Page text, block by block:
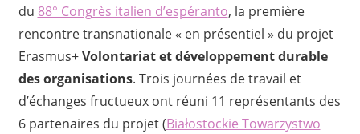
du 88° Congrès italien d’espéranto, la première
rencontre transnationale « en présentiel » du projet
Erasmus+Volontariat et développement durable
des organisations. Trois journées de travail et
d’échanges fructueux ont réuni 11 représentants des
6 partenaires du projet (Białostockie Towarzystwo